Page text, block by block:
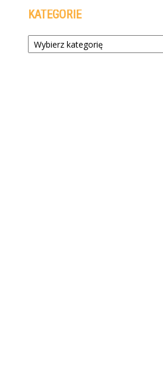
KATEGORIE
Kategorie